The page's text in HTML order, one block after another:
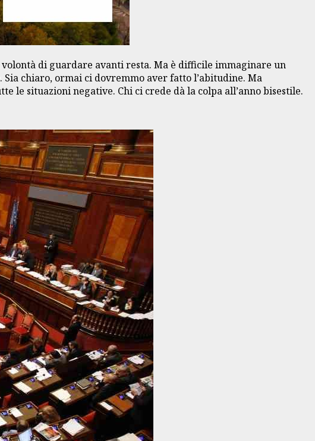
di guardare avanti resta. Ma è difficile immaginare un
chiaro, ormai ci dovremmo aver fatto l’abitudine. Ma
le situazioni negative. Chi ci crede dà la colpa all’anno bisestile.